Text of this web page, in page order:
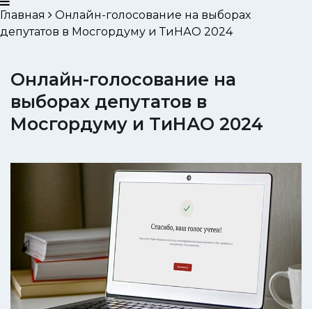
Главная
Онлайн-голосование на выборах
депутатов в Мосгордуму и ТиНАО 2024
Онлайн-голосование на
выборах депутатов в
Мосгордуму и ТиНАО 2024